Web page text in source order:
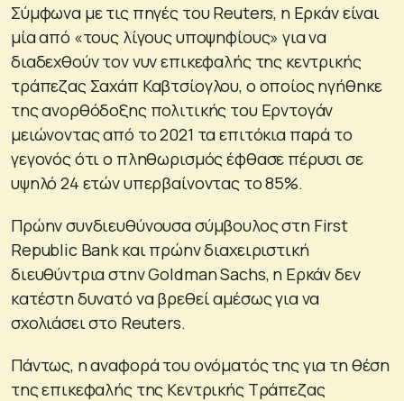
Σύμφωνα με τις πηγές του Reuters, η Ερκάν είναι
μία από «τους λίγους υποψηφίους» για να
διαδεχθούν τον νυν επικεφαλής της κεντρικής
τράπεζας Σαχάπ Καβτσίογλου, ο οποίος ηγήθηκε
της ανορθόδοξης πολιτικής του Ερντογάν
μειώνοντας από το 2021 τα επιτόκια παρά το
γεγονός ότι ο πληθωρισμός έφθασε πέρυσι σε
υψηλό 24 ετών υπερβαίνοντας το 85%.
Πρώην συνδιευθύνουσα σύμβουλος στη First
Republic Bank και πρώην διαχειριστική
διευθύντρια στην Goldman Sachs, η Ερκάν δεν
κατέστη δυνατό να βρεθεί αμέσως για να
σχολιάσει στο Reuters.
Πάντως, η αναφορά του ονόματός της για τη θέση
της επικεφαλής της Κεντρικής Τράπεζας